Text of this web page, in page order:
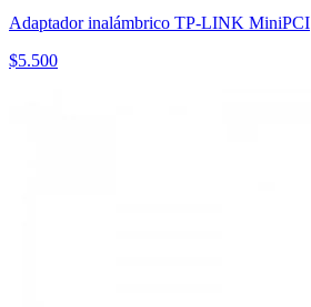
Adaptador inalámbrico TP-LINK MiniPCI
$5.500